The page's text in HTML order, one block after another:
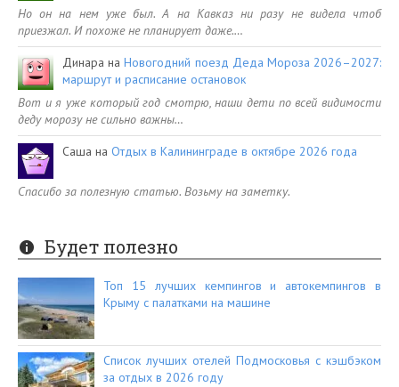
Но он на нем уже был. А на Кавказ ни разу не видела чтоб
приезжал. И похоже не планирует даже.…
Динара наНовогодний поезд Деда Мороза 2026–2027:
маршрут и расписание остановок
Вот и я уже который год смотрю, наши дети по всей видимости
деду морозу не сильно важны…
Саша на Отдых в Калининграде в октябре 2026 года
Спасибо за полезную статью. Возьму на заметку.
Будет полезно
Топ 15 лучших кемпингов и автокемпингов в
Крыму с палатками на машине
Список лучших отелей Подмосковья с кэшбэком
за отдых в 2026 году